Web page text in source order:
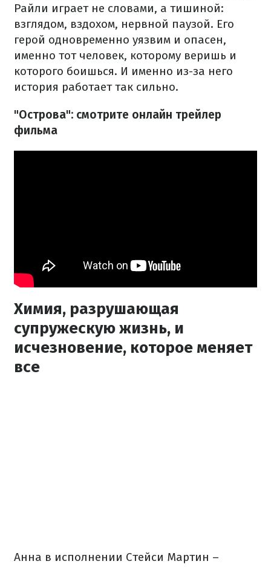
Райли играет не словами, а тишиной:
взглядом, вздохом, нервной паузой. Его
герой одновременно уязвим и опасен,
именно тот человек, которому веришь и
которого боишься. И именно из-за него
история работает так сильно.
"Острова": смотрите онлайн трейлер
фильма
Химия, разрушающая
супружескую жизнь, и
исчезновение, которое меняет
все
Анна в исполнении Стейси Мартин –